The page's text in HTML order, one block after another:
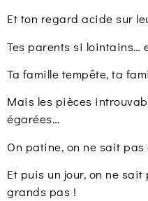
Et ton regard acide sur
Tes parents si lointains…
Ta famille tempête, ta
Mais les pièces
égarées…
On patine, on ne sait
Et puis un jour, on ne
grands pas !